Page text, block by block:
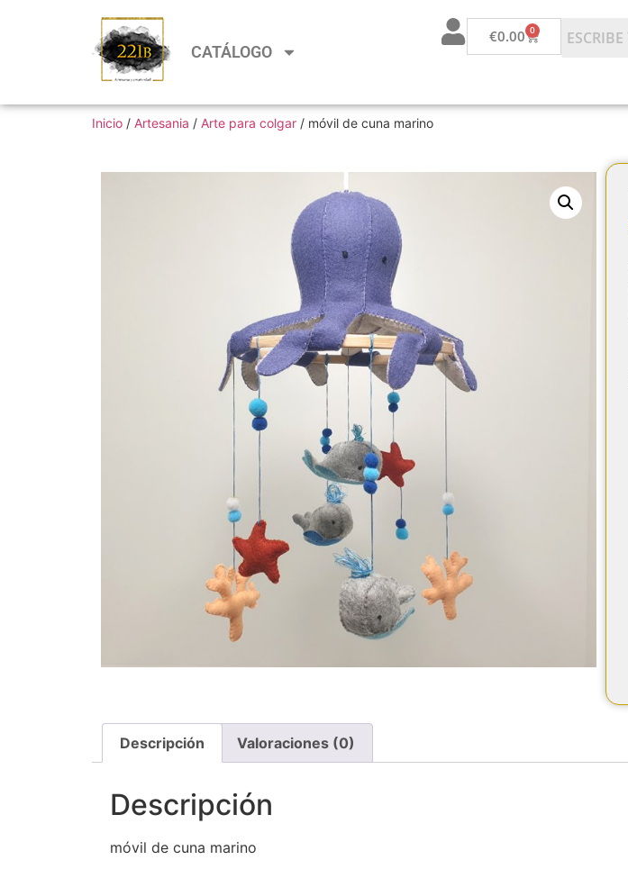
CATÁLOGO
€0.00 0
Inicio / Artesania / Arte para colgar / móvil de cuna marino
Descripción Valoraciones (0)
Descripción
móvil de cuna marino